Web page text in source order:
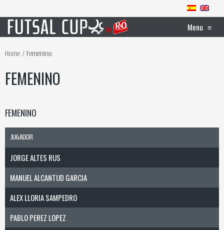
Menu ≡
Home Femenino
FEMENINO
FEMENINO
JUGADOR
JORGE ALTES RUS
MANUEL ALCANTUD GARCIA
ALEX LLORIA SAMPEDRO
PABLO PEREZ LOPEZ